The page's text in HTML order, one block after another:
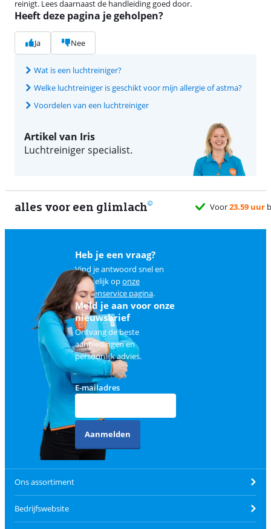
reinigt. Lees daarnaast de handleiding goed door.
Heeft deze pagina je geholpen?
Ja Nee
Wat is een luchtreiniger?
Welke luchtreiniger is geschikt voor mijn allergie of astma?
Voordelen van een luchtreiniger
Artikel van Iris
Luchtreiniger specialist.
alles voor een glimlach
gratisbezorgd
Heb je een vraag?
Vind je antwoord snel en
makkelijk oponze
klantenservice pagina.
Meld je aan voor onze
nieuwsbrief
Ontvang de beste
aanbiedingen en
persoonlijk advies.
E-mailadres
Aanmelden
Ons assortiment
Bedrijfswebsite